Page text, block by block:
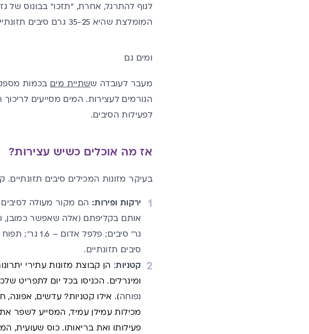
לגוף להתרגל, אחרת, "תזכו" בבונוס של
המומלצת שהיא 35-25 גרם סיבים תזונתיים.
ומים גם
מעבר לעובדה ששתיית מים בכמות
הגורמים לעצירות. המים מסייעים
לפעילות הסיבים.
אז מה אוכלים כשיש עצירות?
בעיקר מזונות המכילים סיבים תזונתיים.
ירקות ופירות: הם מקור מעולה לסיבים
סיבים תזונתיים.
קטניות: הן קבוצת מזונות עתירי
ומינרלים. הכניסו בכל יום לתפריט
נפוחה). אילו קטניות? עדשים, אפונה,
מכילות עמילן עמיד, המסייע לשפר
פעילותו ואת בריאותו. כוס שעועית,